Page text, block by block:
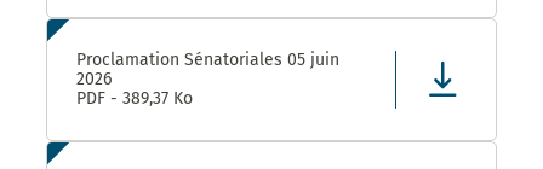
Proclamation Sénatoriales 05 juin
2026
PDF - 389,37 Ko